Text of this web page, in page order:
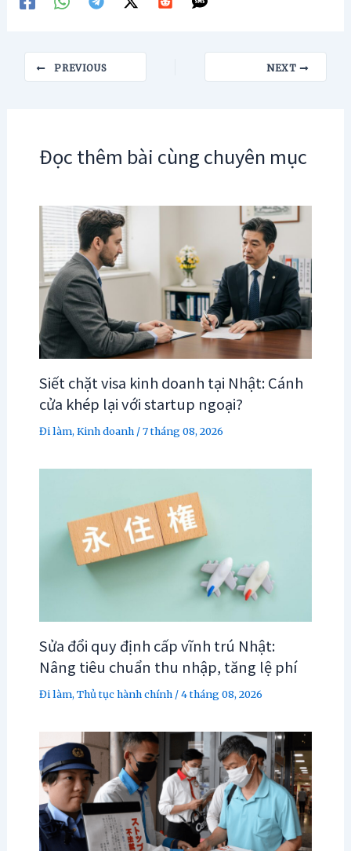
navigation
PREVIOUS NEXT
Đọc thêm bài cùng chuyên mục
Siết chặt visa kinh doanh tại Nhật: Cánh
cửa khép lại với startup ngoại?
Đi làm, Kinh doanh/7 tháng 08, 2026
Sửa đổi quy định cấp vĩnh trú Nhật:
Nâng tiêu chuẩn thu nhập, tăng lệ phí
Đi làm, Thủ tục hành chính/4 tháng 08, 2026